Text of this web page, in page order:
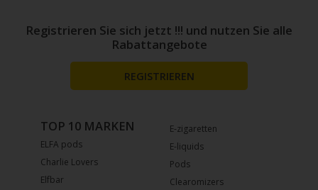
E-zigaretten
E-liquids
Pods
Clearomizers
TOP 10 MARKEN
ELFA pods
Charlie Lovers
Elfbar
Registrieren Sie sich jetzt !!! und nutzen Sie alle
Rabattangebote
REGISTRIEREN